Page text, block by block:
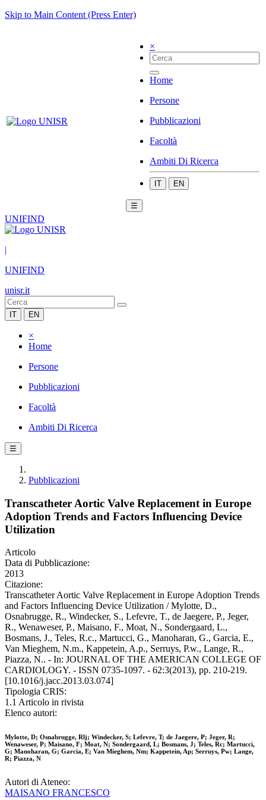
Skip to Main Content (Press Enter)
×
Home
Persone
Pubblicazioni
Facoltà
Ambiti Di Ricerca
IT EN
☰
UNIFIND
|
UNIFIND
unisr.it
IT EN
×
Home
Persone
Pubblicazioni
Facoltà
Ambiti Di Ricerca
☰
Pubblicazioni
Transcatheter Aortic Valve Replacement in Europe
Adoption Trends and Factors Influencing Device
Utilization
Articolo
Data di Pubblicazione:
2013
Citazione:
Transcatheter Aortic Valve Replacement in Europe Adoption Trends
and Factors Influencing Device Utilization / Mylotte, D.,
Osnabrugge, R., Windecker, S., Lefevre, T., de Jaegere, P., Jeger,
R., Wenaweser, P., Maisano, F., Moat, N., Sondergaard, L.,
Bosmans, J., Teles, R.c., Martucci, G., Manoharan, G., Garcia, E.,
Van Mieghem, N.m., Kappetein, A.p., Serruys, P.w., Lange, R.,
Piazza, N.. - In: JOURNAL OF THE AMERICAN COLLEGE OF
CARDIOLOGY. - ISSN 0735-1097. - 62:3(2013), pp. 210-219.
[10.1016/j.jacc.2013.03.074]
Tipologia CRIS:
1.1 Articolo in rivista
Elenco autori:
Mylotte, D; Osnabrugge, Rlj; Windecker, S; Lefevre, T; de Jaegere, P; Jeger, R;
Wenaweser, P; Maisano, F; Moat, N; Sondergaard, L; Bosmans, J; Teles, Rc; Martucci,
G; Manoharan, G; Garcia, E; Van Mieghem, Nm; Kappetein, Ap; Serruys, Pw; Lange,
R; Piazza, N
Autori di Ateneo:
MAISANO FRANCESCO